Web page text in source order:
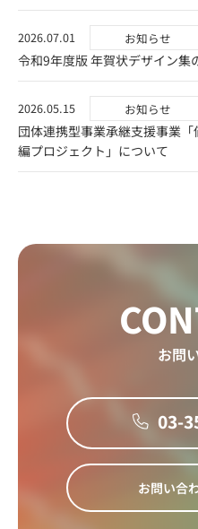
2026.07.01 お知らせ
令和9年度版 年賀状デザイン集
2026.05.15 お知らせ
団体連携型事業承継支援事業
編プロジェクト」について
お問
03-
お問い合